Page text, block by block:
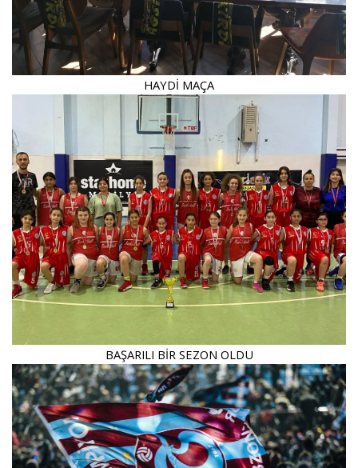
HAYDİ MAÇA
BAŞARILI BİR SEZON OLDU